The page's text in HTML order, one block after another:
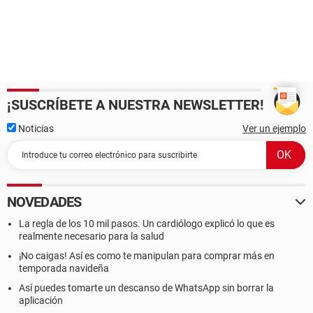
Tamaño 256 KB
Dispositivos de arranque Floppy Disk, Hard Disk, CD-ROM,
Funciones disponibles Flash BIOS, Shadow BIOS, Selectable
Standards soportados DMI, APM, ACPI, ESCD, PnP
[ Sistema ]
Propiedades del Sistema:
Fabricante ECS
Producto M863
Versión 1.0
Número de serie 00000000
Identificador único universal 00020003-00040005-
¡SUSCRÍBETE A NUESTRA NEWSLETTER!
Noticias Ver un ejemplo
NOVEDADES
La regla de los 10 mil pasos. Un cardiólogo explicó lo que es
realmente necesario para la salud
¡No caigas! Así es como te manipulan para comprar más en
temporada navideña
Así puedes tomarte un descanso de WhatsApp sin borrar la
aplicación